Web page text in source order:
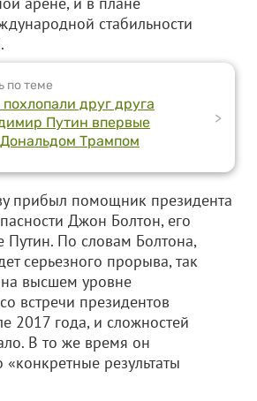
стабильности
по теме
друг друга
Путин впервые
Трампом
>
прибыл помощник президента
Джон Болтон, его
Путин. По словам Болтона,
серьезного прорыва, так
высшем уровне
встречи президентов
2017 года, и сложностей
В то же время он
результаты